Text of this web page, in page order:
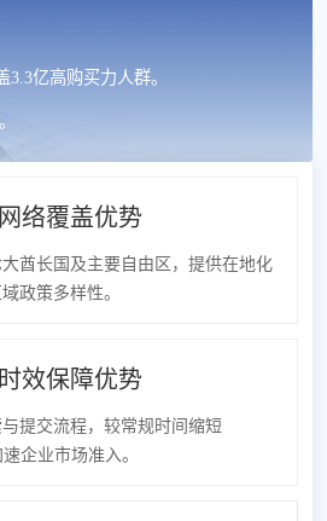
亿高购买力人群。
络覆盖优势
酋长国及主要自由区，提供在地化
政策多样性。
效保障优势
提交流程，较常规时间缩短
企业市场准入。